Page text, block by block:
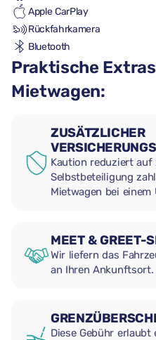
Apple CarPlay
Rückfahrkamera
Bluetooth
Praktische
Mietwagen:
ZUSÄTZLICHER
Kaution reduziert
Selbstbeteiligung
Mietwagen bei
MEET & GREET-
Wir liefern das
an Ihren Ankunftsort.
Diese Gebühr erlaubt